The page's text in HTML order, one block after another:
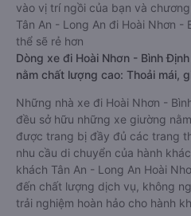
vào vị trí ngồi của bạn và
Tân An - Long An đi Hoài Nhơn -
thể sẽ rẻ hơn
Dòng xe đi Hoài Nhơn - Bình
nằm chất lượng cao: Thoải mái,
Những nhà xe đi Hoài Nhơn -
đều sở hữu những xe giường
được trang bị đầy đủ các trang
nhu cầu di chuyển của hành
khách Tân An - Long An Hoài
đến chất lượng dịch vụ, không
trải nghiệm hoàn hảo cho hành